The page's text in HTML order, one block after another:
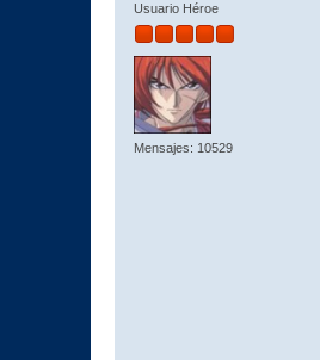
Usuario Héroe
Mensajes: 10529